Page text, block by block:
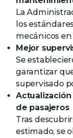
La
los
mecánicos
Mejor
Se
garantizar
supervisado
de pasajeros
Tras
estimado, se